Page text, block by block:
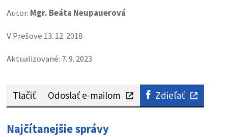
Autor: Mgr. Beáta Neupauerová
V Prešove 13. 12. 2018
Aktualizované: 7. 9. 2023
Tlačiť Odoslať e-mailom Zdieľať
Najčítanejšie správy